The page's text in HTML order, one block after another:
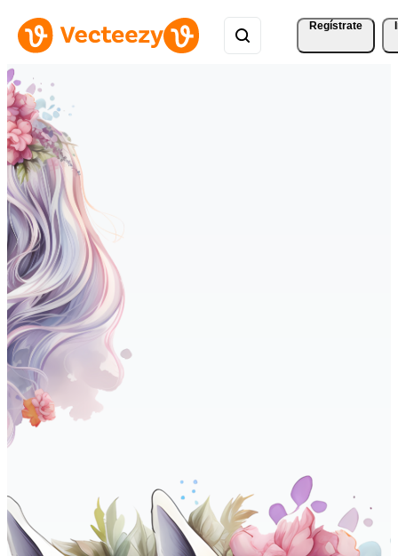
Regístrate